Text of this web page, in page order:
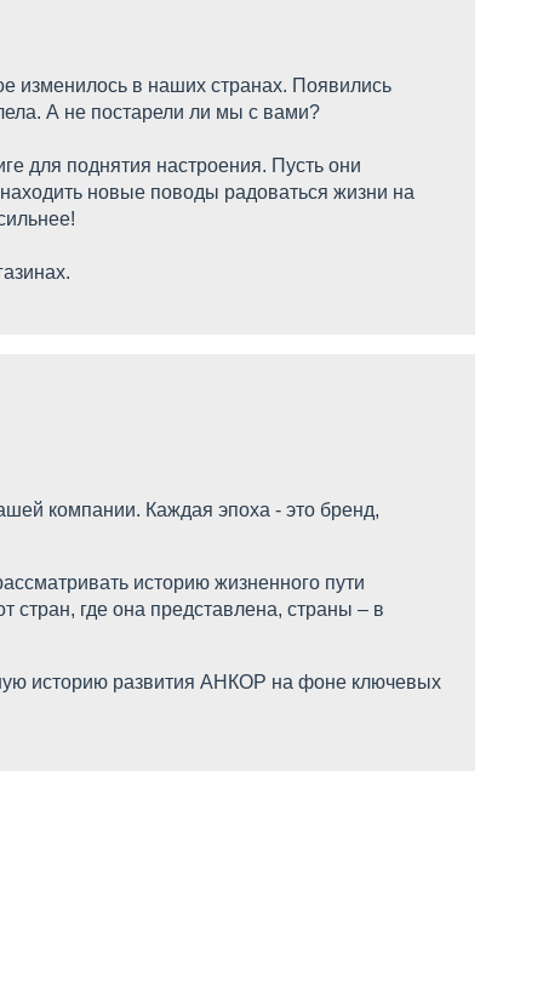
изменилось в наших странах. Появились
А не постарели ли мы с вами?
для поднятия настроения. Пусть они
новые поводы радоваться жизни на
компании. Каждая эпоха - это бренд,
историю жизненного пути
стран, где она представлена, страны – в
историю развития АНКОР на фоне ключевых